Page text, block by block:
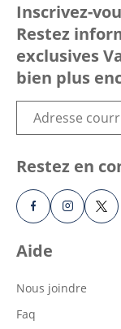
Aide
Nous joindre
Faq
Inscrivez-
Restez
exclusives
bien plus
Restez en